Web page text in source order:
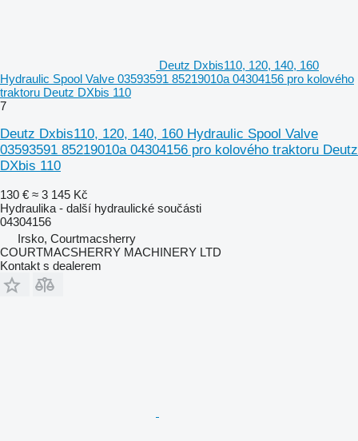
Deutz Dxbis110, 120, 140, 160
Hydraulic Spool Valve 03593591 85219010a 04304156 pro kolového
traktoru Deutz DXbis 110
7
Deutz Dxbis110, 120, 140, 160 Hydraulic Spool Valve
03593591 85219010a 04304156 pro kolového traktoru Deutz
DXbis 110
130 € ≈ 3 145 Kč
Hydraulika - další hydraulické součásti
04304156
Irsko, Courtmacsherry
COURTMACSHERRY MACHINERY LTD
Kontakt s dealerem